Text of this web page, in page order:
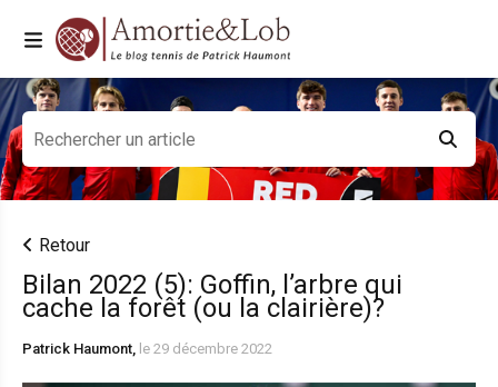
Retour
Bilan 2022 (5): Goffin, l’arbre qui
cache la forêt (ou la clairière)?
Patrick Haumont, le 29 décembre 2022